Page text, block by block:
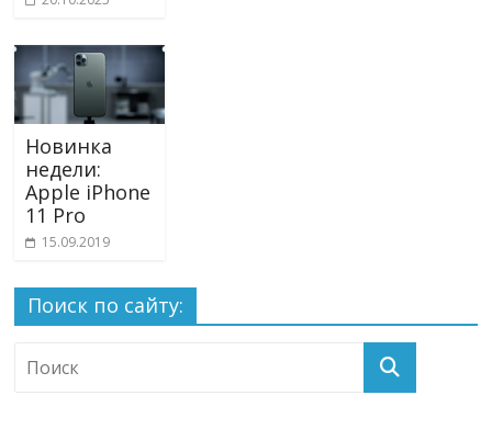
Новинка
недели:
Apple iPhone
11 Pro
15.09.2019
Поиск по сайту: